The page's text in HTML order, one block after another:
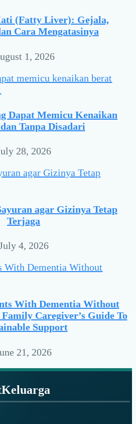
(Fatty Liver): Gejala,
Cara Mengatasinya
1, 2026
Dapat Memicu Kenaikan
Tanpa Disadari
28, 2026
agar Gizinya Tetap
Terjaga
4, 2026
With Dementia Without
Caregiver’s Guide To
Support
21, 2026